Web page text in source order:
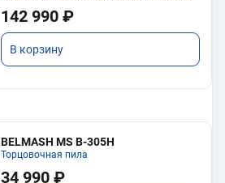
142 990 ₽
В корзину
BELMASH MS B-305H
Торцовочная пила
34 990 ₽